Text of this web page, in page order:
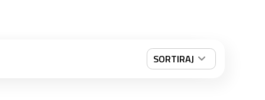
SORTIRAJ